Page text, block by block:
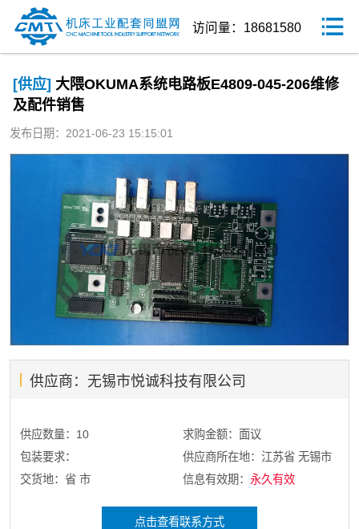
访问量：18681580
[供应] 大隈OKUMA系统电路板E4809-045-206维修
及配件销售
发布日期：2021-06-23 15:15:01
供应商：无锡市悦诚科技有限公司
供应数量：10
求购金额：面议
包装要求：
供应商所在地：江苏省 无锡市
交货地：省 市
信息有效期： 永久有效
点击查看联系方式